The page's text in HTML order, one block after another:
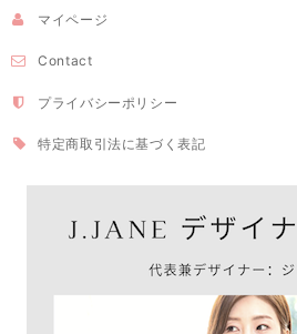
マイページ
Contact
プライバシーポリシー
特定商取引法に基づく表記